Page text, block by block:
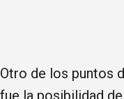
Otro de los puntos
fue la posibilidad